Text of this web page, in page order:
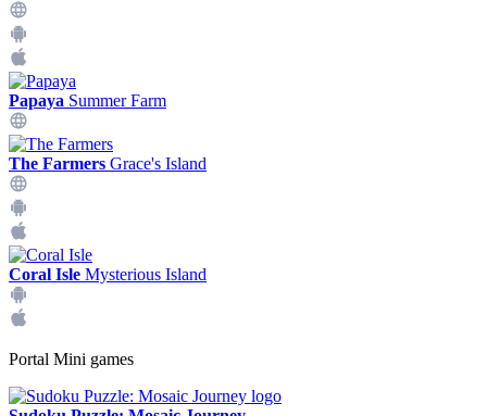
Papaya Summer Farm
The Farmers Grace's Island
Coral Isle Mysterious Island
Portal Mini games